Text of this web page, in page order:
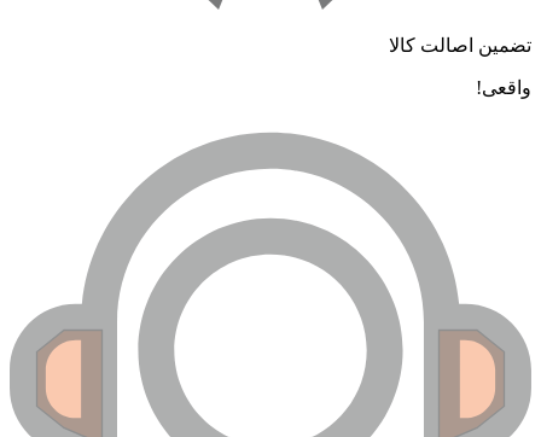
اصالت کالا